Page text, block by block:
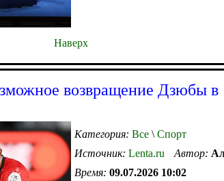
Наверх
возвращение Дзюбы в
Категория: Все \ Спорт
Источник: Lenta.ru Автор:
Время: 09.07.2026 10:02